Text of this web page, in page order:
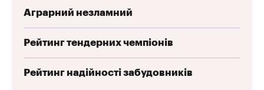
Аграрний незламний
Рейтинг тендерних чемпіонів
Рейтинг надійності забудовників